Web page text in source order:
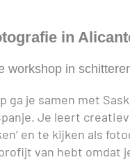
in
workshop in
ga je samen met
Je leert
en te kijken als
van hebt omdat